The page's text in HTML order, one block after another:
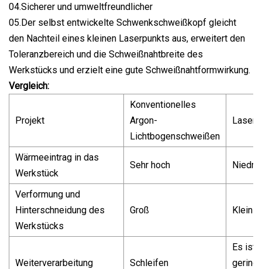
04.Sicherer und umweltfreundlicher
05.Der selbst entwickelte Schwenkschweißkopf gleicht
den Nachteil eines kleinen Laserpunkts aus, erweitert den
Toleranzbereich und die Schweißnahtbreite des
Werkstücks und erzielt eine gute Schweißnahtformwirkung.
Vergleich:
Projekt
Konventionelles
Argon-
Lichtbogenschweißen
Wärmeeintrag in das
Werkstück
Sehr hoch Niedrig
Verformung und
Hinterschneidung des
Werkstücks
Groß Klein
Weiterverarbeitung Schleifen
Es ist